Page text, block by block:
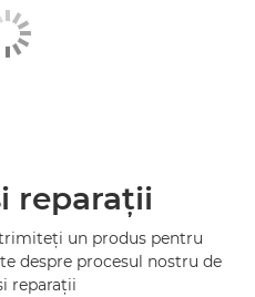
reparaţii
un produs pentru
despre procesul nostru de
reparaţii